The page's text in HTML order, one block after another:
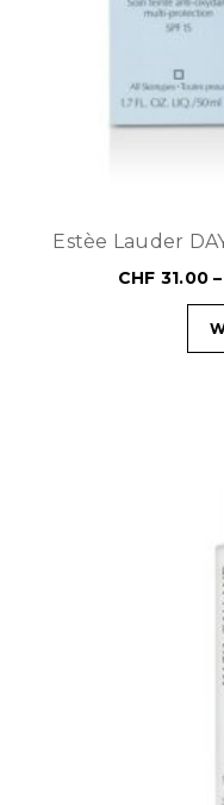
Estèe Lauder
CHF 31.00 –